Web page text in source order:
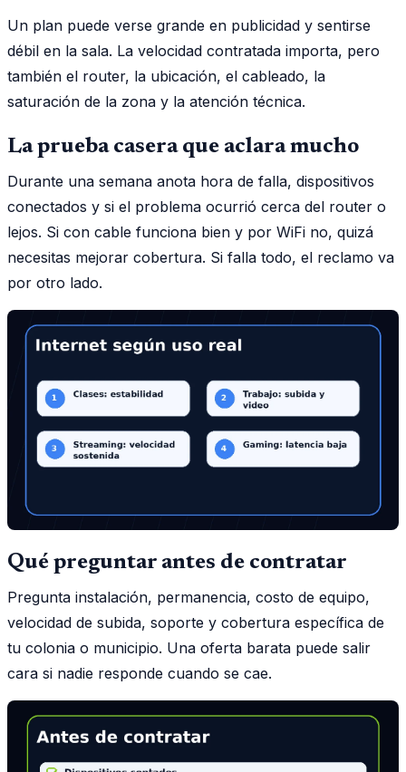
Un plan puede verse grande en publicidad y sentirse
débil en la sala. La velocidad contratada importa, pero
también el router, la ubicación, el cableado, la
saturación de la zona y la atención técnica.
La prueba casera que aclara mucho
Durante una semana anota hora de falla, dispositivos
conectados y si el problema ocurrió cerca del router o
lejos. Si con cable funciona bien y por WiFi no, quizá
necesitas mejorar cobertura. Si falla todo, el reclamo va
por otro lado.
Qué preguntar antes de contratar
Pregunta instalación, permanencia, costo de equipo,
velocidad de subida, soporte y cobertura específica de
tu colonia o municipio. Una oferta barata puede salir
cara si nadie responde cuando se cae.